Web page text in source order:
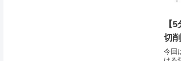
【
切
今回